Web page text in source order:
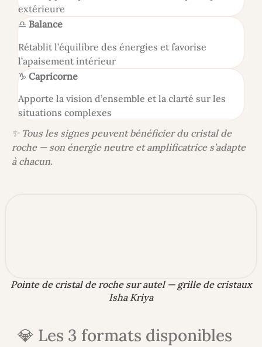
extérieure
♎ Balance
Rétablit l’équilibre des énergies et favorise
l’apaisement intérieur
♑ Capricorne
Apporte la vision d’ensemble et la clarté sur les
situations complexes
✨ Tous les signes peuvent bénéficier du cristal de
roche — son énergie neutre et amplificatrice s’adapte
à chacun.
Pointe de cristal de roche sur autel — grille de cristaux
Isha Kriya
💎 Les 3 formats disponibles